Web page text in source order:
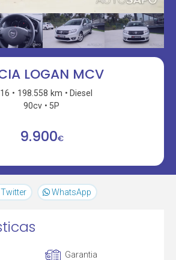
LOGAN MCV
198.558 km
Diesel
90cv
5P
9.900€
Twitter WhatsApp
Garantia